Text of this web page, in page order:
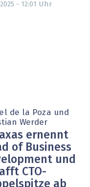
- 12:01 Uhr
de la Poza und
Werder
ernennt
of Business
und
CTO-
ab